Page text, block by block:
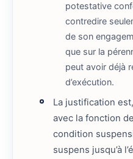
potestative
contredire
de son
que sur la
peut avoir déjà
d’exécution.
La justification
avec la fonction
condition
suspens jusqu’à